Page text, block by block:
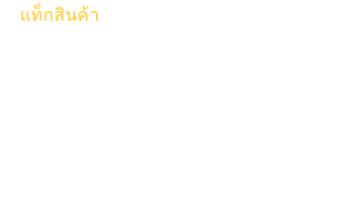
แท็กสินค้า